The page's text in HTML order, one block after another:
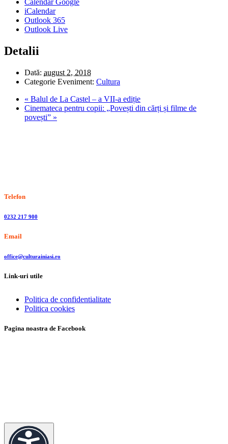
Calendar Google
iCalendar
Outlook 365
Outlook Live
Detalii
Dată: august 2, 2018
Categorie Eveniment: Cultura
« Balul de La Castel – a VII-a ediție
Cinemateca pentru copii: „Povești din cărți și filme de
povești” »
Telefon
0232 217 900
Email
office@culturainiasi.ro
Link-uri utile
Politica de confidentialitate
Politica cookies
Pagina noastra de Facebook